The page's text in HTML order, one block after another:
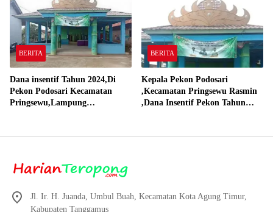
BERITA
Dana insentif Tahun 2024,Di
Pekon Podosari Kecamatan
Pringsewu,Lampung
BERITA
Kepala Pekon Podosari
,Kecamatan Pringsewu Rasmin
,Dana Insentif Pekon Tahun
Jl. Ir. H. Juanda, Umbul Buah, Kecamatan Kota Agung Timur,
Kabupaten Tanggamus